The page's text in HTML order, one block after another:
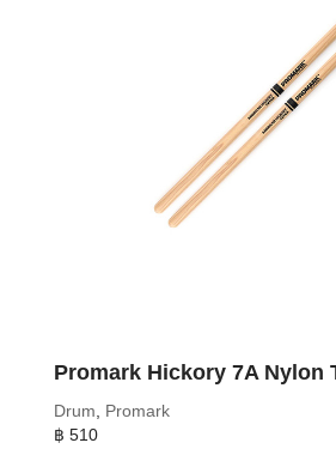
Promark Hickory 7A Nylon
Drum, Promark
฿ 510